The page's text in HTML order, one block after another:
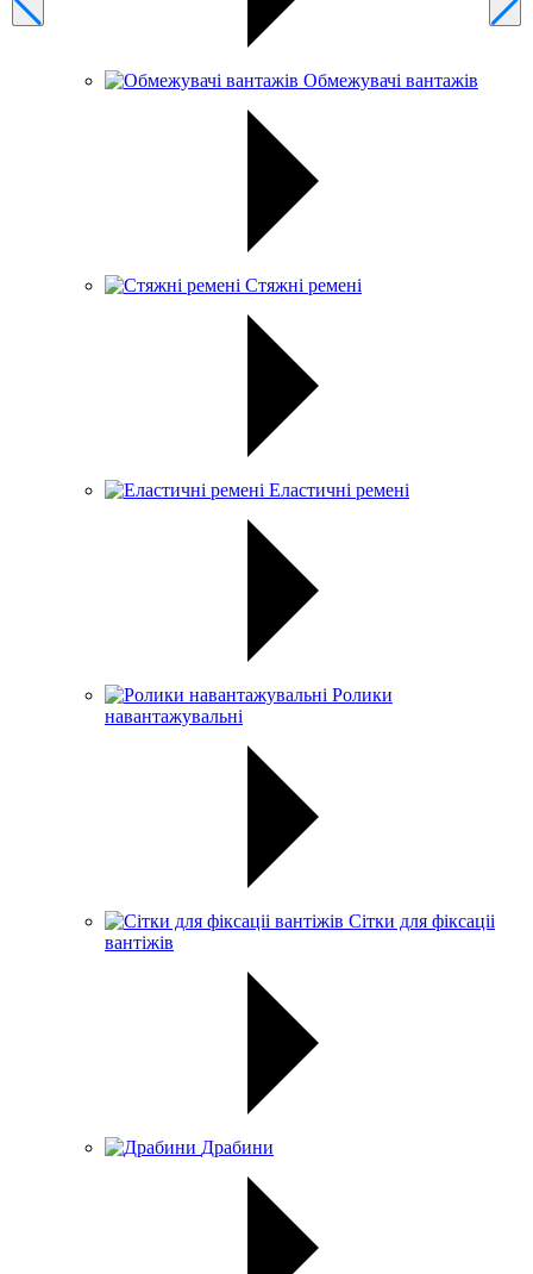
Обмежувачі вантажів
Стяжні ремені
Еластичні ремені
Ролики
навантажувальні
Сітки для фіксаціі
вантіжів
Драбини